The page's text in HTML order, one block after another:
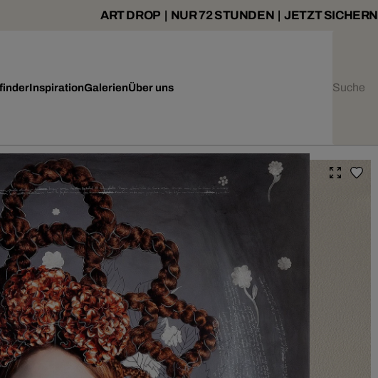
ART DROP | NUR 72 STUNDEN | JETZT SICHERN
InspirationGalerienÜber uns